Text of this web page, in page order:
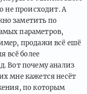
не происходит. А
заметить по
параметров,
продажи всё ешё
всё более
Вот почему анализ
мне кажется несёт
по которым